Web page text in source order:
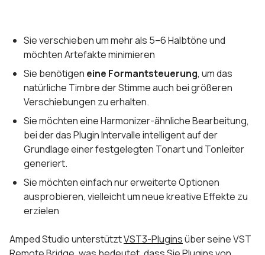
Sie verschieben um mehr als 5–6 Halbtöne und
möchten Artefakte minimieren
Sie benötigen eine Formantsteuerung, um das
natürliche Timbre der Stimme auch bei größeren
Verschiebungen zu erhalten.
Sie möchten eine Harmonizer-ähnliche Bearbeitung,
bei der das Plugin Intervalle intelligent auf der
Grundlage einer festgelegten Tonart und Tonleiter
generiert.
Sie möchten einfach nur erweiterte Optionen
ausprobieren, vielleicht um neue kreative Effekte zu
erzielen
Amped Studio unterstütztVST3-Pluginsüber seine VST